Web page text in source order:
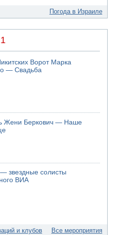
Погода в Израиле
Ворот Марка
— Свадьба
Жени Беркович — Наше
звездные солисты
ВИА
и клубов Все мероприятия